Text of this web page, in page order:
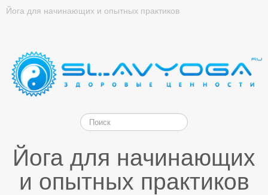
Йога для начинающих и опытных практиков
Йога для начинающих
и опытных практиков